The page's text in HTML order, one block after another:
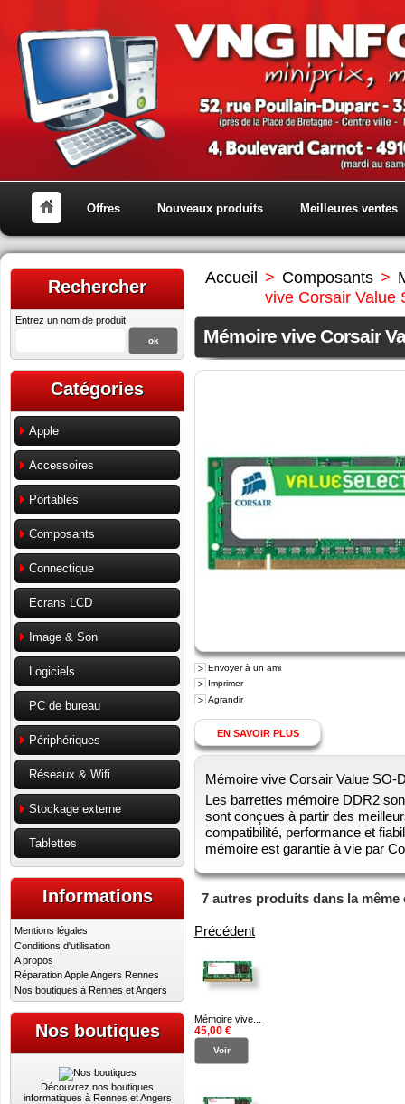
Offres Nouveaux produits Meilleures ventes
Rechercher
Entrez un nom de produit
Catégories
Apple
Accessoires
Portables
Composants
Connectique
Ecrans LCD
Image & Son
Logiciels
PC de bureau
Périphériques
Réseaux & Wifi
Stockage externe
Tablettes
Informations
Mentions légales
Conditions d'utilisation
A propos
Réparation Apple Angers Rennes
Nos boutiques à Rennes et Angers
Nos boutiques
Découvrez nos boutiques
informatiques à Rennes et Angers
Accueil > Composants >
vive Corsair Value
Mémoire vive Corsair
Envoyer à un ami
Imprimer
Agrandir
EN SAVOIR PLUS
Mémoire vive Corsair Value SO-
Les barrettes mémoire DDR2
sont conçues à partir des
compatibilité, performance et
mémoire est garantie à vie par
7 autres produits dans la même
Précédent
Mémoire vive...
45,00 €
Voir